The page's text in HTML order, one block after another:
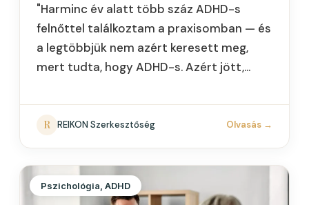
"Harminc év alatt több száz ADHD-s
felnőttel találkoztam a praxisomban — és
a legtöbbjük nem azért keresett meg,
mert tudta, hogy ADHD-s. Azért jött,
erejét arra…
R REIKON Szerkesztőség Olvasás →
Pszichológia, ADHD